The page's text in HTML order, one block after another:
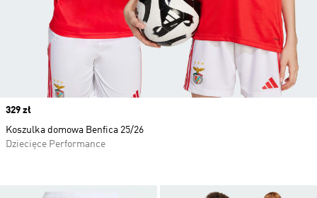
Price
329 zł
Koszulka domowa Benfica 25/26
Dziecięce Performance